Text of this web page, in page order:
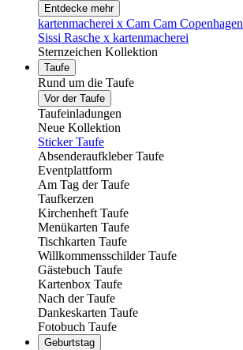
Entdecke mehr
kartenmacherei x Cam Cam Copenhagen
Sissi Rasche x kartenmacherei
Sternzeichen Kollektion
Taufe
Rund um die Taufe
Vor der Taufe
Taufeinladungen
Neue Kollektion
Sticker Taufe
Absenderaufkleber Taufe
Eventplattform
Am Tag der Taufe
Taufkerzen
Kirchenheft Taufe
Menükarten Taufe
Tischkarten Taufe
Willkommensschilder Taufe
Gästebuch Taufe
Kartenbox Taufe
Nach der Taufe
Dankeskarten Taufe
Fotobuch Taufe
Geburtstag